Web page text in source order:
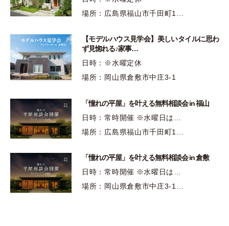
場所：広島県福山市千田町1…
【モデルハウス見学会】美しいタイルに思わ
ず見惚れる♪家事…
日時：※水曜定休
場所：岡山県倉敷市中庄3-1
「憧れの平屋」を叶える無料相談会 in 福山
日時：常時開催 ※水曜日は…
場所：広島県福山市千田町1…
「憧れの平屋」を叶える無料相談会 in 倉敷
日時：常時開催 ※水曜日は…
場所：岡山県倉敷市中庄3-1…